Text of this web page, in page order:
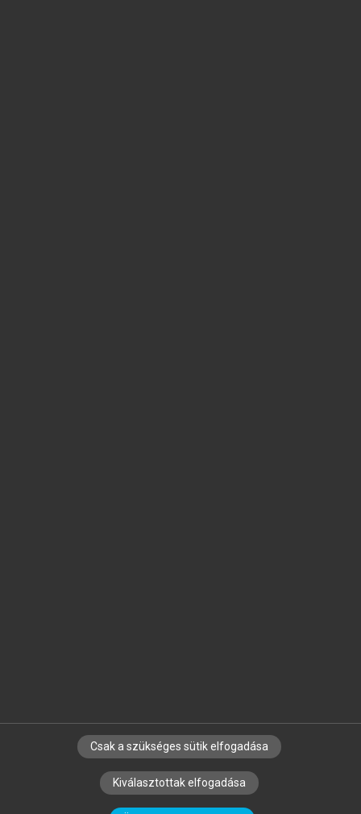
SZERZŐKNEK CÉGEKNEK KÖNYVTÁROSOKNAK
SZERKESZTÉSI ÉS LEKTORÁLÁSI ALAPELVEK
Csak a szükséges sütik elfogadása
Kiválasztottak elfogadása